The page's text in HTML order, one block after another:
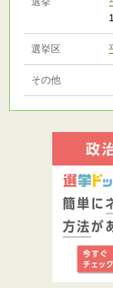
選挙区
その他